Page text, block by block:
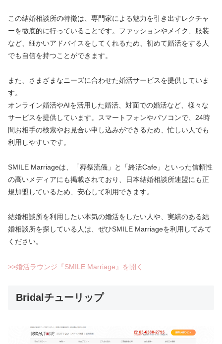
この結婚相談所の特徴は、専門家による魅力を引き出すレクチャ
ーを徹底的に行っていることです。ファッションやメイク、服装
など、細かいアドバイスをしてくれるため、初めて婚活をする人
でも自信を持つことができます。
また、さまざまなニーズに合わせた婚活サービスを提供していま
す。
オンライン婚活やAIを活用した婚活、対面での婚活など、様々な
サービスを提供しています。スマートフォンやパソコンで、24時
間お相手の検索やお見合い申し込みができるため、忙しい人でも
利用しやすいです。
SMILE Marriageは、「葬祭流儀」と「終活Cafe」といった信頼性
の高いメディアにも掲載されており、日本結婚相談所連盟にも正
規加盟しているため、安心して利用できます。
結婚相談所を利用したい本気の婚活をしたい人や、実績のある結
婚相談所を探している人は、ぜひSMILE Marriageを利用してみて
ください。
>>婚活ラウンジ『SMILE Marriage』を開く
Bridalチューリップ